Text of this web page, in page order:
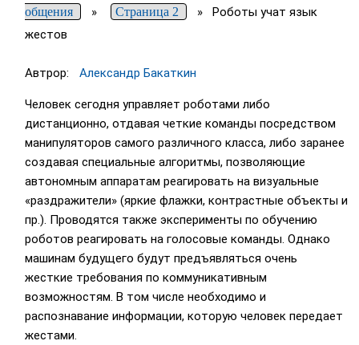
общения
» Страница 2 » Роботы учат язык
жестов
Автрор: Александр Бакаткин
Человек сегодня управляет роботами либо
дистанционно, отдавая четкие команды посредством
манипуляторов самого различного класса, либо заранее
создавая специальные алгоритмы, позволяющие
автономным аппаратам реагировать на визуальные
«раздражители» (яркие флажки, контрастные объекты и
пр.). Проводятся также эксперименты по обучению
роботов реагировать на голосовые команды. Однако
машинам будущего будут предъявляться очень
жесткие требования по коммуникативным
возможностям. В том числе необходимо и
распознавание информации, которую человек передает
жестами.